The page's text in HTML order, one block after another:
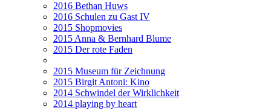
2016 Bethan Huws
2016 Schulen zu Gast IV
2015 Shopmovies
2015 Anna & Bernhard Blume
2015 Der rote Faden
2015 Museum für Zeichnung
2015 Birgit Antoni: Kino
2014 Schwindel der Wirklichkeit
2014 playing by heart